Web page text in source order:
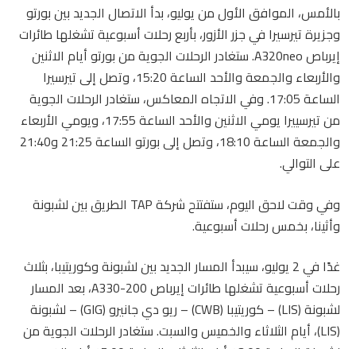
بالأمس، الموافق الأول من يوليو، بدأ الاتصال الجديد بين بورتو
وجزيرة تيرسيرا في جزر الأزور، بأربع رحلات أسبوعية تشغلها طائرات
إيرباص A320neo. ستغادر الرحلات الجوية من بورتو أيام الاثنين
والأربعاء والجمعة والأحد الساعة 15:20، وتصل إلى تيرسيرا
الساعة 17:05. وفي الاتجاه المعاكس، ستغادر الرحلات الجوية
من تيرسييرا يومي الاثنين والأحد الساعة 17:55، ويومي الأربعاء
والجمعة الساعة 18:10، وتصل إلى بورتو الساعة 21:25 و21:40
على التوالي.
وفي وقت لاحق اليوم، ستفتتح شركة TAP الطريق بين لشبونة
وأثينا، بخمس رحلات أسبوعية.
غدًا في 2 يوليو، سيبدأ المسار الجديد بين لشبونة وكوريتيبا، بثلاث
رحلات أسبوعية تشغلها طائرات إيرباص A330-200، بعد المسار
لشبونة (LIS) – كوريتيبا (CWB) – ريو دي جانيرو (GIG) – لشبونة
(LIS)، أيام الثلاثاء والخميس والسبت. ستغادر الرحلات الجوية من